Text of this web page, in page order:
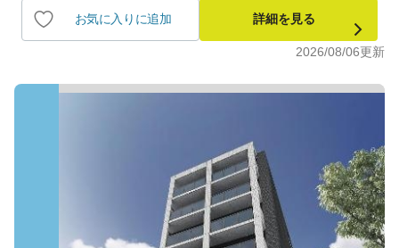
お気に入りに追加 詳細を見る
2026/08/06更新